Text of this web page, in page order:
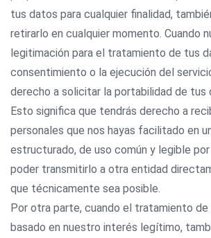
tus datos para cualquier finalidad,
retirarlo en cualquier momento. Cuando
legitimación para el tratamiento de tus
consentimiento o la ejecución del
derecho a solicitar la portabilidad de tus
Esto significa que tendrás derecho a
personales que nos hayas facilitado en
estructurado, de uso común y legible por
poder transmitirlo a otra entidad
que técnicamente sea posible.
Por otra parte, cuando el tratamiento
basado en nuestro interés legítimo,